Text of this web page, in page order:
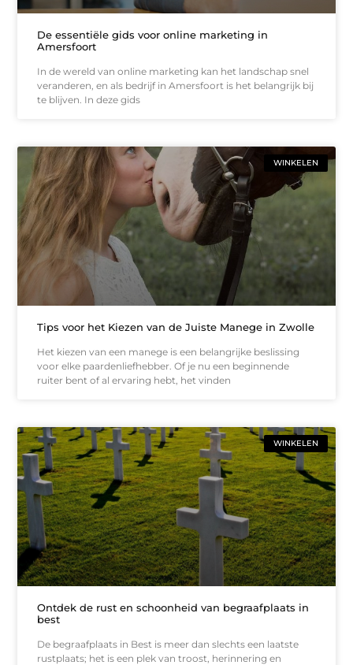
De essentiële gids voor online marketing in
Amersfoort
In de wereld van online marketing kan het landschap snel
veranderen, en als bedrijf in Amersfoort is het belangrijk bij
te blijven. In deze gids
WINKELEN
Tips voor het Kiezen van de Juiste Manege in Zwolle
Het kiezen van een manege is een belangrijke beslissing
voor elke paardenliefhebber. Of je nu een beginnende
ruiter bent of al ervaring hebt, het vinden
WINKELEN
Ontdek de rust en schoonheid van begraafplaats in
best
De begraafplaats in Best is meer dan slechts een laatste
rustplaats; het is een plek van troost, herinnering en